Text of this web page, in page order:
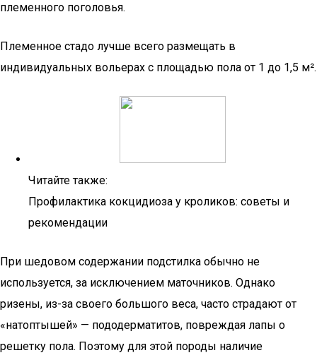
племенного поголовья.
Племенное стадо лучше всего размещать в
индивидуальных вольерах с площадью пола от 1 до 1,5 м².
Читайте также:
Профилактика кокцидиоза у кроликов: советы и
рекомендации
При шедовом содержании подстилка обычно не
используется, за исключением маточников. Однако
ризены, из-за своего большого веса, часто страдают от
«натоптышей» — пододерматитов, повреждая лапы о
решетку пола. Поэтому для этой породы наличие